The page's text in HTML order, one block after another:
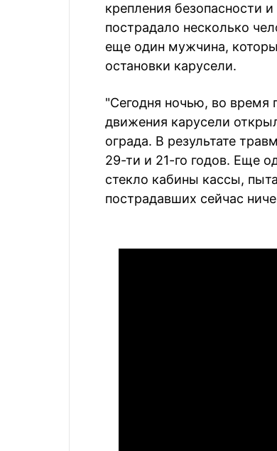
крепления безопасности
пострадало несколько
еще один мужчина,
остановки карусели.
"Сегодня ночью, во время
движения карусели
ограда. В результате
29-ти и 21-го годов. Еще
стекло кабины кассы,
пострадавших сейчас